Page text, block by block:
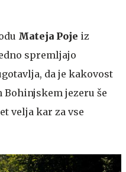
Mateja Poje iz
spremljajo
da je kakovost
jezeru še
velja kar za vse